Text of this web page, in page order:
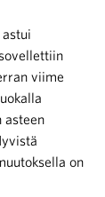
viime
asteen
on